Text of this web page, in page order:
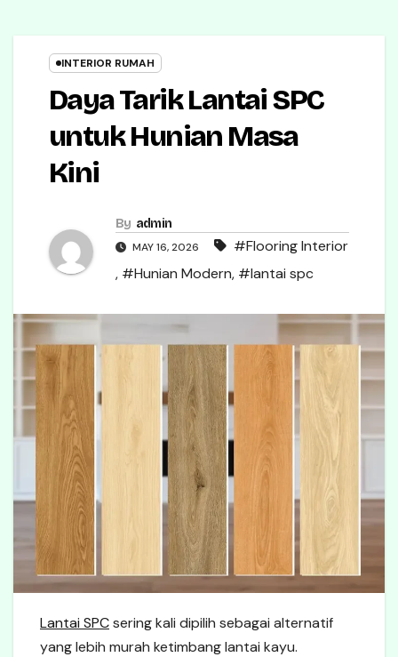
INTERIOR RUMAH
Daya Tarik Lantai SPC
untuk Hunian Masa
Kini
By admin
MAY 16, 2026
#Flooring Interior
, #Hunian Modern, #lantai spc
Lantai SPCsering kali dipilih sebagai alternatif
yang lebih murah ketimbang lantai kayu.